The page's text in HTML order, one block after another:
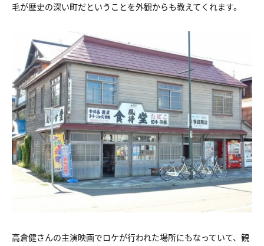
毛が歴史の深い町だということを外観からも教えてくれます。
高倉健さんの主演映画でロケが行われた場所にもなっていて、観